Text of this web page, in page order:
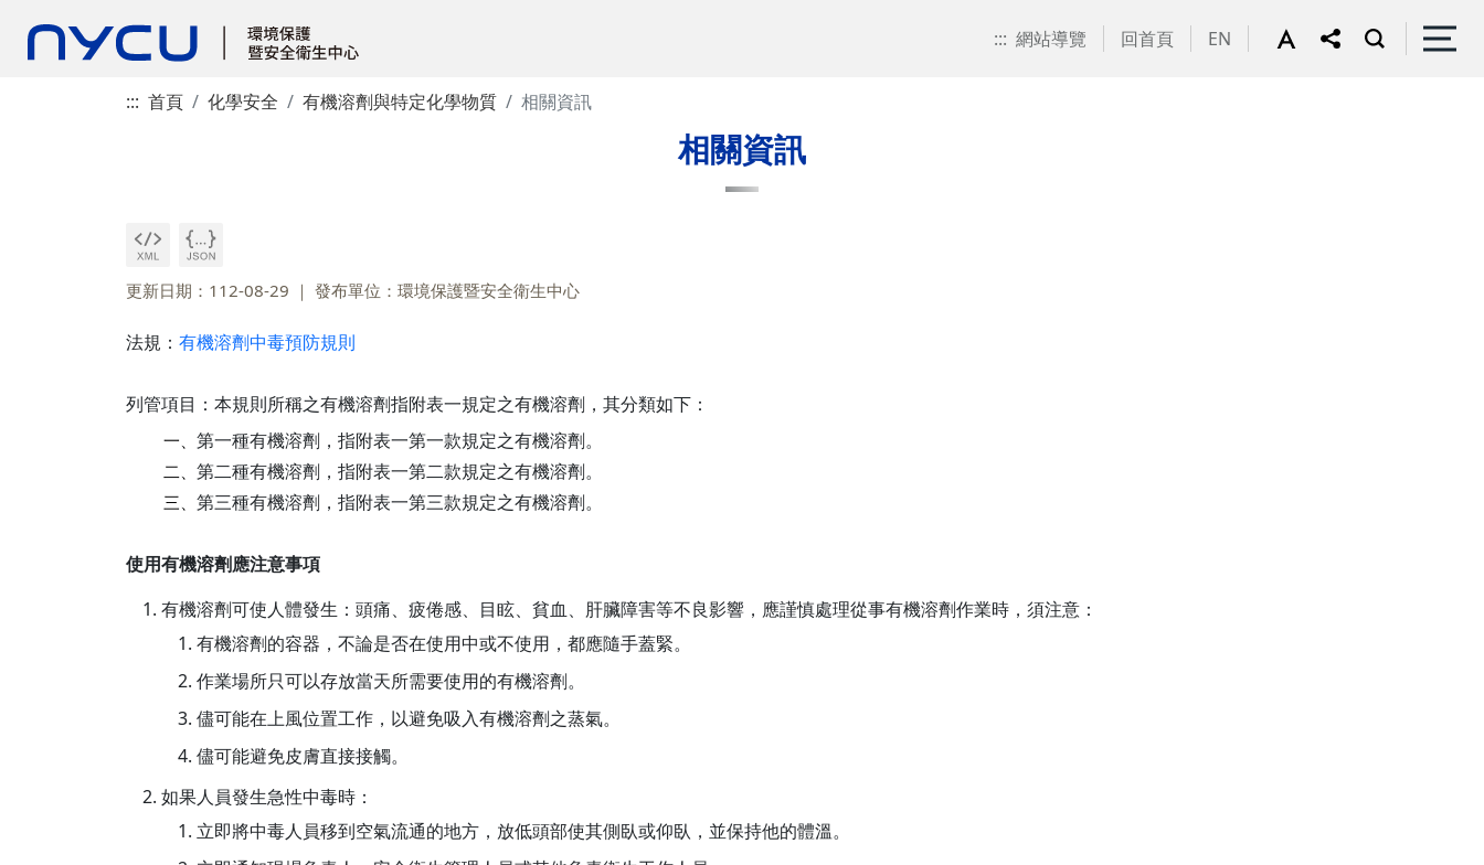
::: 網站導覽 回首頁 EN
::: 首頁 化學安全 有機溶劑與特定化學物質 相關資訊
相關資訊
更新日期：112-08-29 發布單位：環境保護暨安全衛生中心
法規： 有機溶劑中毒預防規則
列管項目：本規則所稱之有機溶劑指附表一規定之有機溶劑，其分類如下：
一、 第一種有機溶劑，指附表一第一款規定之有機溶劑。
二、 第二種有機溶劑，指附表一第二款規定之有機溶劑。
三、 第三種有機溶劑，指附表一第三款規定之有機溶劑。
使用有機溶劑應注意事項
有機溶劑可使人體發生：頭痛、疲倦感、目眩、貧血、肝臟障害等不良影響，應謹慎處理從事有機溶劑作業時，須注意：
有機溶劑的容器，不論是否在使用中或不使用，都應隨手蓋緊。
作業場所只可以存放當天所需要使用的有機溶劑。
儘可能在上風位置工作，以避免吸入有機溶劑之蒸氣。
儘可能避免皮膚直接接觸。
如果人員發生急性中毒時：
立即將中毒人員移到空氣流通的地方，放低頭部使其側臥或仰臥，並保持他的體溫。